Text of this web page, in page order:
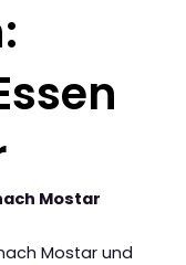
Mostar
Mostar und